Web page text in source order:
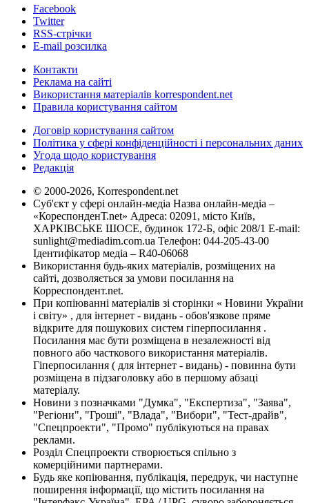
Facebook
Twitter
RSS-стрічки
E-mail розсилка
Контакти
Реклама на сайті
Використання матеріалів korrespondent.net
Правила користування сайтом
Договір користування сайтом
Політика у сфері конфіденційності і персональних даних
Угода щодо користування
Редакція
© 2000-2026, Korrespondent.net
Суб'єкт у сфері онлайн-медіа Назва онлайн-медіа –
«КореспонденТ.net» Адреса: 02091, місто Київ,
ХАРКІВСЬКЕ ШОСЕ, будинок 172-Б, офіс 208/1 E-mail:
sunlight@mediadim.com.ua Телефон: 044-205-43-00
Ідентифікатор медіа – R40-06068
Використання будь-яких матеріалів, розміщених на
сайті, дозволяється за умови посилання на
Корреспондент.net.
При копіюванні матеріалів зі сторінки « Новини України
і світу» , для інтернет - видань - обов'язкове пряме
відкрите для пошукових систем гіперпосилання .
Посилання має бути розміщена в незалежності від
повного або часткового використання матеріалів.
Гіперпосилання ( для інтернет - видань) - повинна бути
розміщена в підзаголовку або в першому абзаці
матеріалу.
Новини з позначками "Думка", "Експертиза", "Заява",
"Регіони", "Гроші", "Влада", "Вибори", "Тест-драйв",
"Спецпроекти", "Промо" публікуються на правах
реклами.
Розділ Спецпроекти створюється спільно з
комерційними партнерами.
Будь яке копіювання, публікація, передрук, чи наступне
поширення інформації, що містить посилання на